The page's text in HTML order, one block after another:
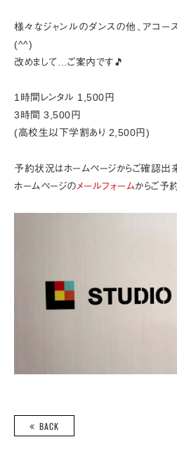
様々なジャンルのダンスの他、アコー
(^^)
改めまして…ご案内です🎵
1時間レンタル 1,500円
3時間 3,500円
(高校生以下学割あり 2,500円)
予約状況はホームページからご確認出
ホームページのメールフォームからご予
BACK